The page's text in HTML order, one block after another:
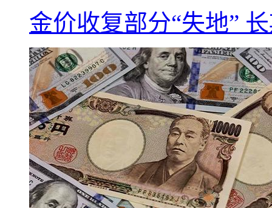
金价收复部分“失地”